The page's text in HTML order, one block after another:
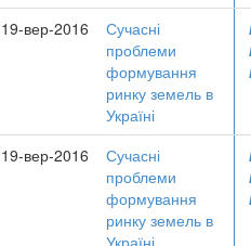
19-вер-2016
Сучасні
проблеми
формування
ринку земель в
Україні
19-вер-2016
Сучасні
проблеми
формування
ринку земель в
Україні